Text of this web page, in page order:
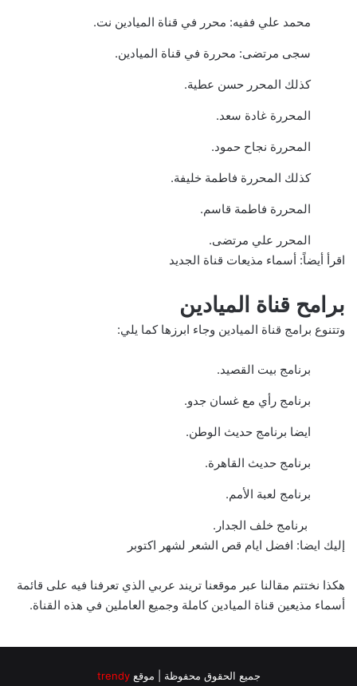
محمد علي ففيه: محرر في قناة الميادين نت.
سجى مرتضى: محررة في قناة الميادين.
كذلك المحرر حسن عطية.
المحررة غادة سعد.
المحررة نجاح حمود.
كذلك المحررة فاطمة خليفة.
المحررة فاطمة قاسم.
المحرر علي مرتضى.
اقرأ أيضاً:أسماء مذيعات قناة الجديد
برامح قناة الميادين
وتتنوع برامج قناة الميادين وجاء ابرزها كما يلي:
برنامج بيت القصيد.
برنامج رأي مع غسان جدو.
ايضا برنامج حديث الوطن.
برنامج حديث القاهرة.
برنامج لعبة الأمم.
برنامج خلف الجدار.
إليك ايضا: افضل ايام قص الشعر لشهر اكتوبر
هكذا نختتم مقالنا عبر موقعنا تريند عربي الذي تعرفنا فيه على قائمة
أسماء مذيعين قناة الميادين كاملة وجميع العاملين في هذه القناة.
جميع الحقوق محفوظة | موقع trendy